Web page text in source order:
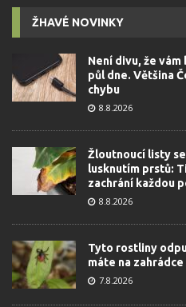
ŽHAVÉ NOVINKY
Není divu, že
půl dne. Většina
chybu
8.8.2026
Žloutnoucí listy
lusknutím prstů:
zachrání každou
8.8.2026
Tyto rostliny
máte na zahrádce
7.8.2026